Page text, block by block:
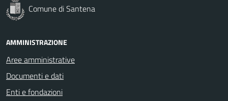
Comune di Santena
AMMINISTRAZIONE
Aree amministrative
Documenti e dati
Enti e fondazioni